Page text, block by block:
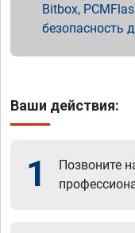
Bitbox,
безопасность
Ваши действия:
1 Позвоните